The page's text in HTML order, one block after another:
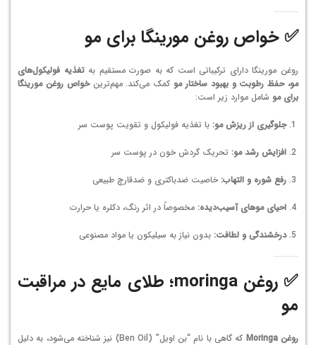
✅ خواص روغن مورینگا برای مو
روغن مورینگا دارای ترکیباتی است که به صورت مستقیم بهتغذیه فولیکول‌های
مو، حفظ رطوبت و بهبود ساختار مو کمک می‌کند. مهم‌ترینخواص روغن مورینگا
برای مو شامل موارد زیر است:
جلوگیری از ریزش مو: با تغذیه فولیکول و تقویت پوست سر
افزایش رشد مو: تحریک گردش خون در پوست سر
رفع شوره و التهاب: خاصیت ضدباکتری و ضدقارچ طبیعی
احیای موهای آسیب‌دیده: مخصوصاً در اثر رنگ، دکلره یا حرارت
درخشندگی و لطافت: بدون نیاز به سیلیکون یا مواد مصنوعی
✅ روغن moringa؛ طلای مایع در مراقبت
مو
روغن Moringa
که گاهی با نام “بن اویل” (Ben Oil) نیز شناخته می‌شود، به دلیل